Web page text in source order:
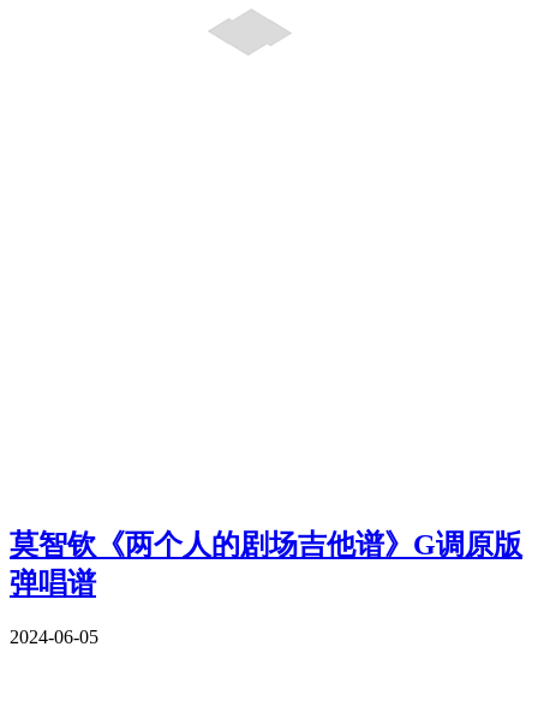
莫智钦《两个人的剧场吉他谱》G调原版
弹唱谱
2024-06-05